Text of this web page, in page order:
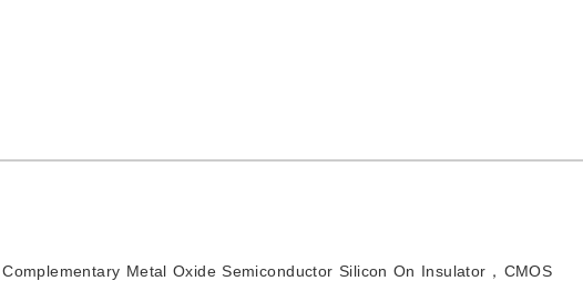
Metal Oxide Semiconductor Silicon On Insulator，CMOS